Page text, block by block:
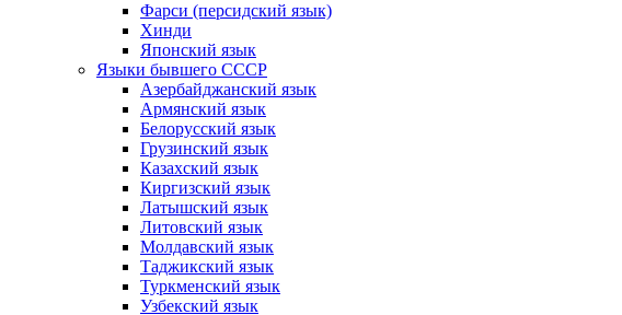
Фарси (персидский язык)
Хинди
Японский язык
Языки бывшего СССР
Азербайджанский язык
Армянский язык
Белорусский язык
Грузинский язык
Казахский язык
Киргизский язык
Латышский язык
Литовский язык
Молдавский язык
Таджикский язык
Туркменский язык
Узбекский язык